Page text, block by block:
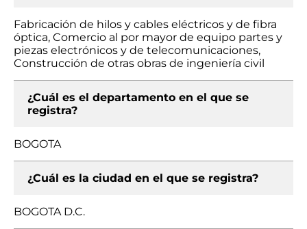
Fabricación de hilos y cables eléctricos y de fibra
óptica, Comercio al por mayor de equipo partes y
piezas electrónicos y de telecomunicaciones,
Construcción de otras obras de ingeniería civil
¿Cuál es el departamento en el que se
registra?
BOGOTA
¿Cuál es la ciudad en el que se registra?
BOGOTA D.C.